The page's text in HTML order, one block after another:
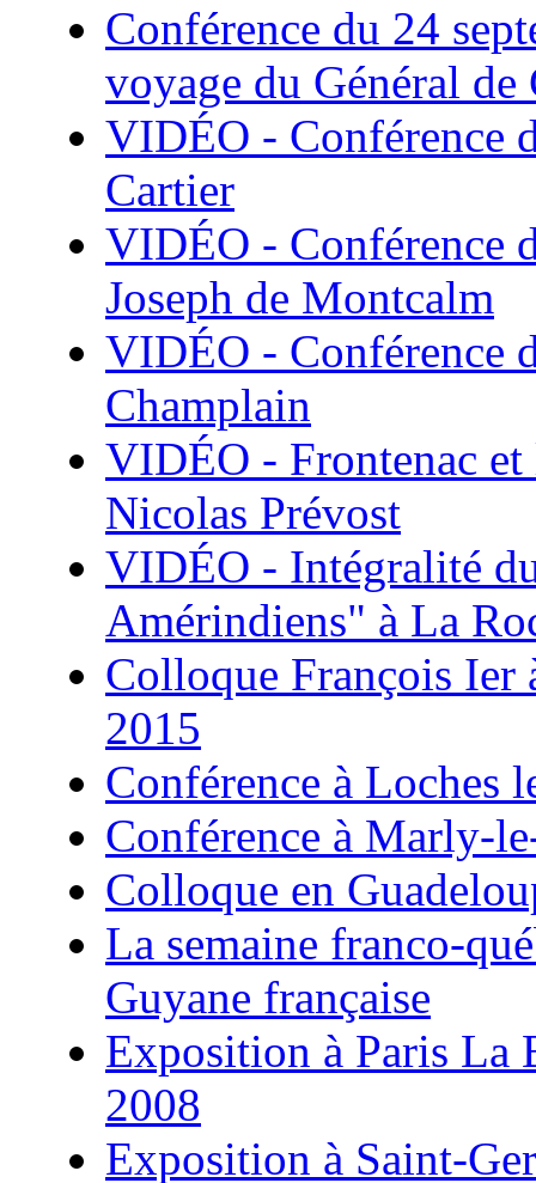
Conférence du 24
voyage du Général
VIDÉO - Conférence
Cartier
VIDÉO - Conférence
Joseph de Montcalm
VIDÉO - Conférence
Champlain
VIDÉO - Frontenac et
Nicolas Prévost
VIDÉO - Intégralité
Amérindiens" à La
Colloque François Ier
2015
Conférence à Loches
Conférence à Marly-
Colloque en
La semaine franco-
Guyane française
Exposition à Paris
2008
Exposition à Saint-